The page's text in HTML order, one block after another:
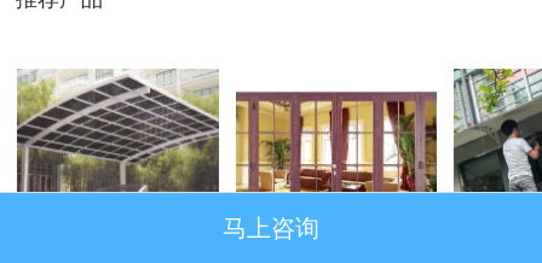
高端铝合金推拉门
马上咨询